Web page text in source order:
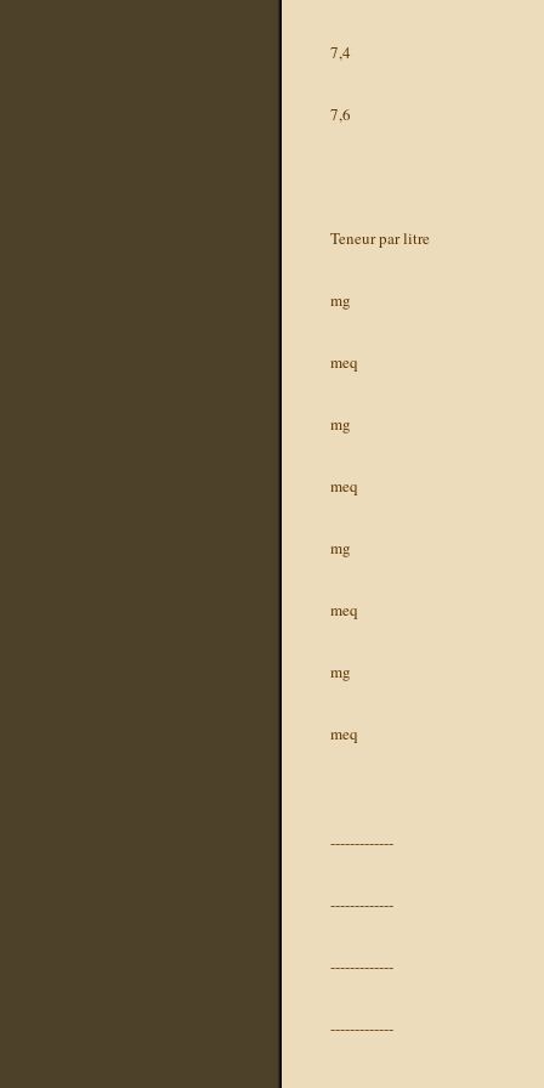
7,4
7,6
Teneur par litre
mg
meq
mg
meq
mg
meq
mg
meq
-------------
-------------
-------------
-------------